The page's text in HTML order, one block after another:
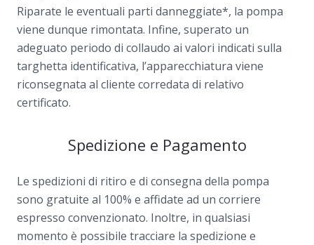
Riparate le eventuali parti danneggiate*, la pompa
viene dunque rimontata. Infine, superato un
adeguato periodo di collaudo ai valori indicati sulla
targhetta identificativa, l’apparecchiatura viene
riconsegnata al cliente corredata di relativo
certificato.
Spedizione e Pagamento
Le spedizioni di ritiro e di consegna della pompa
sono gratuite al 100% e affidate ad un corriere
espresso convenzionato. Inoltre, in qualsiasi
momento è possibile tracciare la spedizione e